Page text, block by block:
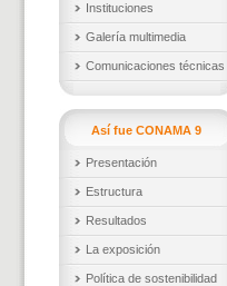
Instituciones
Galería multimedia
Comunicaciones técnicas
Así fue CONAMA 9
Presentación
Estructura
Resultados
La exposición
Política de sostenibilidad